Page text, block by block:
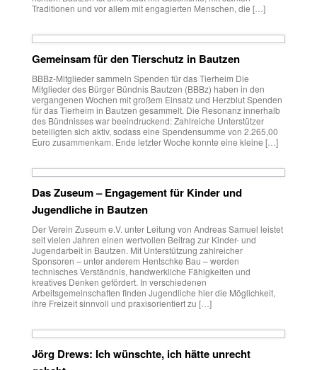
Traditionen und vor allem mit engagierten Menschen, die […]
Gemeinsam für den Tierschutz in Bautzen
BBBz-Mitglieder sammeln Spenden für das Tierheim Die
Mitglieder des Bürger Bündnis Bautzen (BBBz) haben in den
vergangenen Wochen mit großem Einsatz und Herzblut Spenden
für das Tierheim in Bautzen gesammelt. Die Resonanz innerhalb
des Bündnisses war beeindruckend: Zahlreiche Unterstützer
beteiligten sich aktiv, sodass eine Spendensumme von 2.265,00
Euro zusammenkam. Ende letzter Woche konnte eine kleine […]
Das Zuseum – Engagement für Kinder und
Jugendliche in Bautzen
Der Verein Zuseum e.V. unter Leitung von Andreas Samuel leistet
seit vielen Jahren einen wertvollen Beitrag zur Kinder- und
Jugendarbeit in Bautzen. Mit Unterstützung zahlreicher
Sponsoren – unter anderem Hentschke Bau – werden
technisches Verständnis, handwerkliche Fähigkeiten und
kreatives Denken gefördert. In verschiedenen
Arbeitsgemeinschaften finden Jugendliche hier die Möglichkeit,
ihre Freizeit sinnvoll und praxisorientiert zu […]
Jörg Drews: Ich wünschte, ich hätte unrecht